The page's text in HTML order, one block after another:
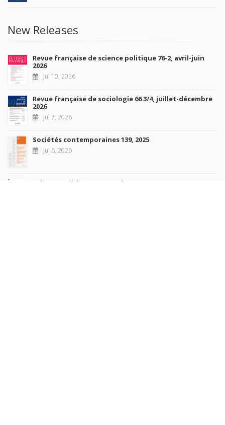
New Releases
Revue française de science politique 76-2, avril-juin
2026
Jul 10, 2026
Revue française de sociologie 66 3/4, juillet-décembre
2026
Jul 7, 2026
Sociétés contemporaines 139, 2025
Jul 6, 2026
Raisons politiques 102, mai 2026